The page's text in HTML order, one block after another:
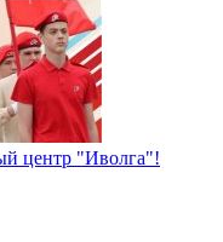
центр "Иволга"!